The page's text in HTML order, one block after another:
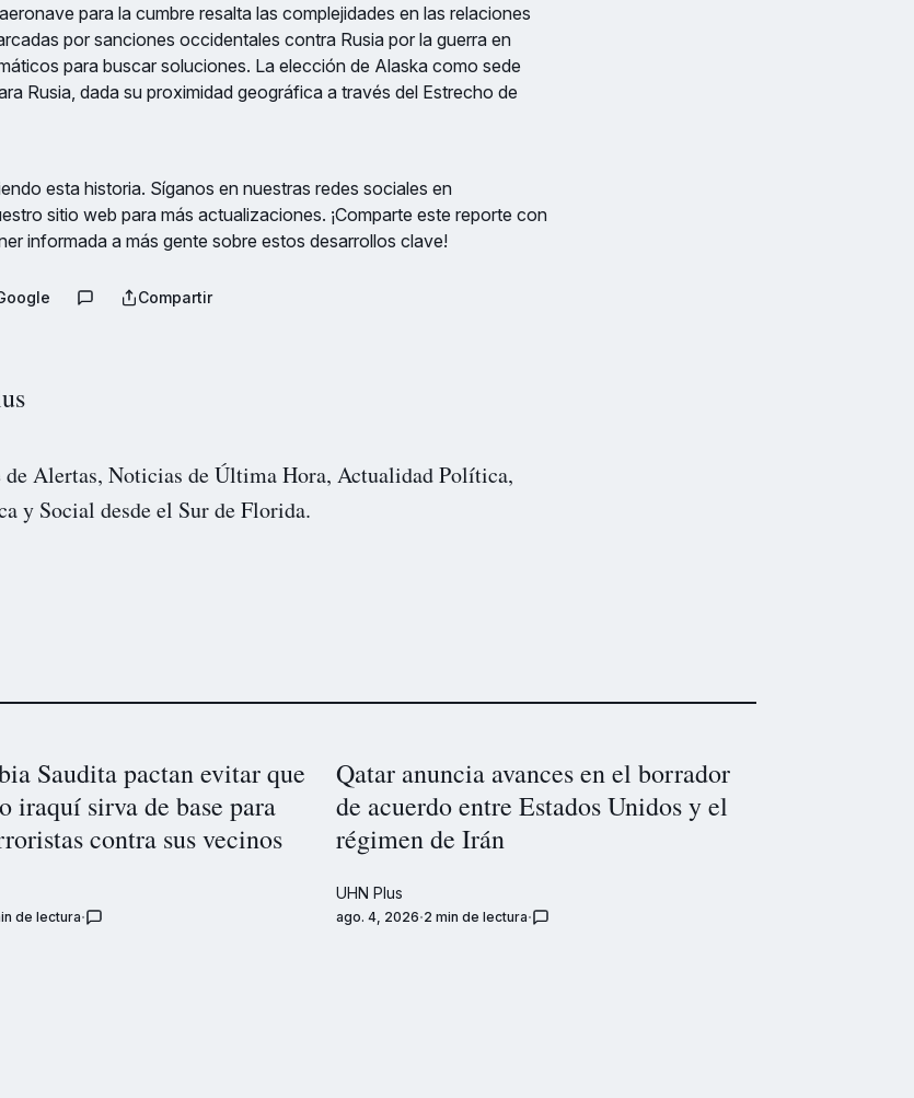
para la cumbre resalta las complejidades en las relaciones
por sanciones occidentales contra Rusia por la guerra en
para buscar soluciones. La elección de Alaska como sede
Rusia, dada su proximidad geográfica a través del Estrecho de
esta historia. Síganos en nuestras redes sociales en
sitio web para más actualizaciones. ¡Comparte este reporte con
informada a más gente sobre estos desarrollos clave!
Compartir
de Alertas, Noticias de Última Hora, Actualidad Política,
y Social desde el Sur de Florida.
Saudita pactan evitar que
iraquí sirva de base para
contra sus vecinos
de lectura
Qatar anuncia avances en el borrador
de acuerdo entre Estados Unidos y el
régimen de Irán
UHN Plus
ago. 4, 2026 2 min de lectura